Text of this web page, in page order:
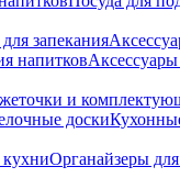
запекания
напитков
и
доски
Органайзеры